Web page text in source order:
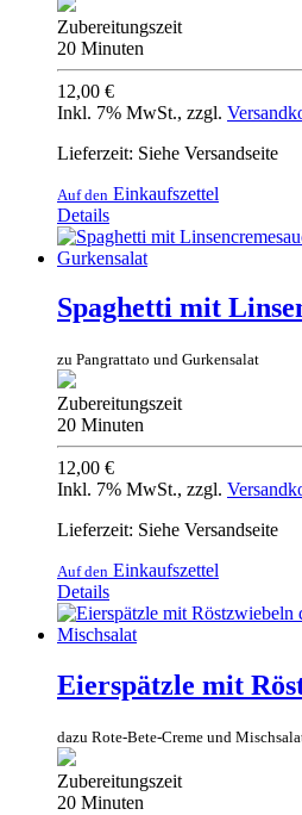
Zubereitungszeit
20 Minuten
12,00 €
Inkl. 7% MwSt., zzgl.
Lieferzeit: Siehe Versandseite
Auf den Einkaufszettel
Details
Spaghetti mit
zu Pangrattato und Gurkensalat
Zubereitungszeit
20 Minuten
12,00 €
Inkl. 7% MwSt., zzgl.
Lieferzeit: Siehe Versandseite
Auf den Einkaufszettel
Details
Eierspätzle mit
dazu Rote-Bete-Creme und
Zubereitungszeit
20 Minuten